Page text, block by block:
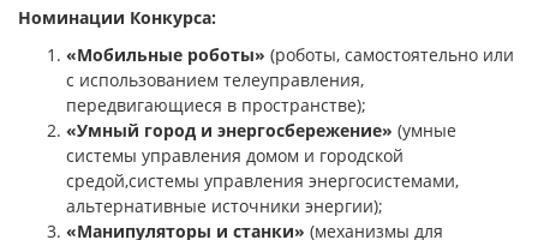
Номинации Конкурса:
«Мобильные роботы» (роботы, самостоятельно или
с использованием телеуправления,
передвигающиеся в пространстве);
«Умный город и энергосбережение» (умные
системы управления домом и городской
средой,системы управления энергосистемами,
альтернативные источники энергии);
«Манипуляторы и станки» (механизмы для